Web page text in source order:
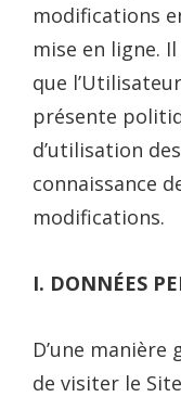
modifications
mise en ligne.
que
présente
d’utilisation
connaissance
modifications.
I. DONNÉES
D’une
de visiter le